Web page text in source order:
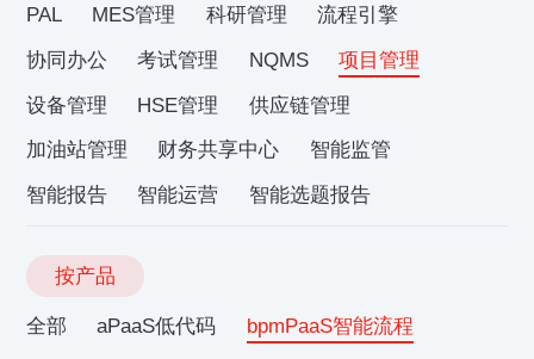
PAL
MES管理 科研管理
流程引擎
协同办公
考试管理 NQMS
项目管理
设备管理
HSE管理
供应链管理
加油站管理
财务共享中心
智能监管
智能报告
智能运营 智能选题报告
按产品
全部 aPaaS低代码
bpmPaaS智能流程